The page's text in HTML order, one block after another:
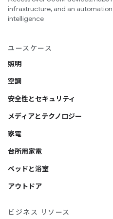
infrastructure, and an
intelligence
ユースケース
照明
空調
安全性とセキュリティ
メディアとテクノロジー
家電
台所用家電
ベッドと浴室
アウトドア
ビジネス リソース